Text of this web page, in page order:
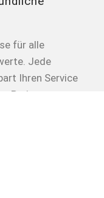
für alle
Jede
Ihren Service
Preis